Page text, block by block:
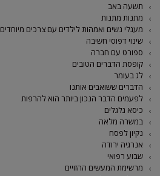
תשעה באב
מתנות מתנות
מעגלי נשים ואמהות לילדים עם צרכים מיוחדים
שינוי דפוסי חשיבה
ספורט עם חברה
קופסת הדברים הטובים
לג בעומר
הדברים ששואבים אותנו
לפעמים הדבר הנכון ביותר הוא להרפות
כיסא גלגלים
במשרה מלאה
נקיון לפסח
אנרגיה ירודה
שבוע רפואי
מרשימת המעשים ההזויים